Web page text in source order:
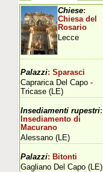
Chiese:
Chiesa del
Rosario
Lecce
Palazzi: Sparasci
Caprarica Del Capo -
Tricase (LE)
Insediamenti rupestri:
Insediamento di
Macurano
Alessano (LE)
Palazzi: Bitonti
Gagliano Del Capo (LE)